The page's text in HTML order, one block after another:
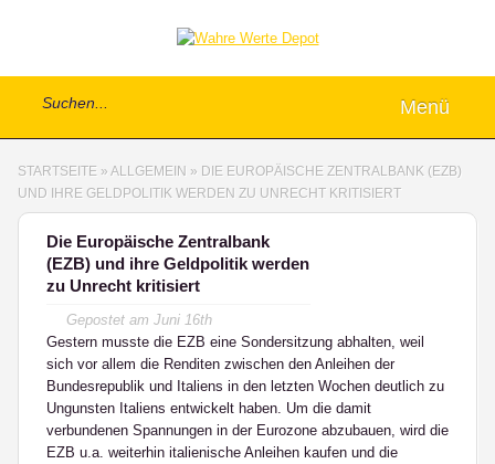
Menü
STARTSEITE » ALLGEMEIN » DIE EUROPÄISCHE ZENTRALBANK (EZB)
UND IHRE GELDPOLITIK WERDEN ZU UNRECHT KRITISIERT
Die Europäische Zentralbank
(EZB) und ihre Geldpolitik werden
zu Unrecht kritisiert
Gepostet am Juni 16th
Gestern musste die EZB eine Sondersitzung abhalten, weil
sich vor allem die Renditen zwischen den Anleihen der
Bundesrepublik und Italiens in den letzten Wochen deutlich zu
Ungunsten Italiens entwickelt haben. Um die damit
verbundenen Spannungen in der Eurozone abzubauen, wird die
EZB u.a. weiterhin italienische Anleihen kaufen und die